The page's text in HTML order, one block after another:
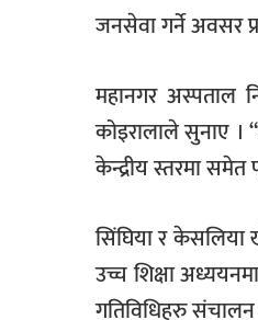
जनसेवा गर्ने अवसर
महानगर अस्पताल
कोइरालाले सुनाए ।
केन्द्रीय स्तरमा
सिंघिया र केसलिया
उच्च शिक्षा
गतिविधिहरु संचालन